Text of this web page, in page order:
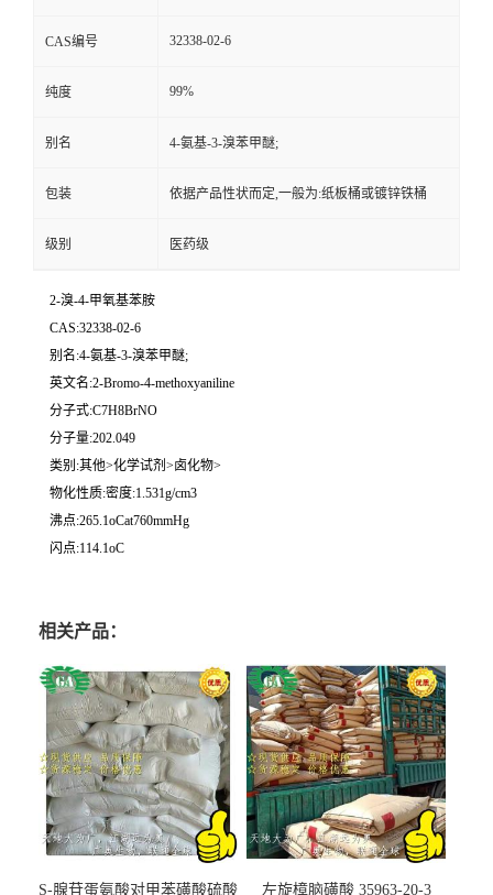
CAS编号 32338-02-6
纯度 99%
别名 4-氨基-3-溴苯甲醚;
包装 依据产品性状而定,一般为:纸板桶或镀锌铁桶
级别 医药级
2-溴-4-甲氧基苯胺
CAS:32338-02-6
别名:4-氨基-3-溴苯甲醚;
英文名:2-Bromo-4-methoxyaniline
分子式:C7H8BrNO
分子量:202.049
类别:其他>化学试剂>卤化物>
物化性质:密度:1.531g/cm3
沸点:265.1oCat760mmHg
闪点:114.1oC
相关产品：
S-腺苷蛋氨酸对甲苯磺酸硫酸 左旋樟脑磺酸 35963-20-3